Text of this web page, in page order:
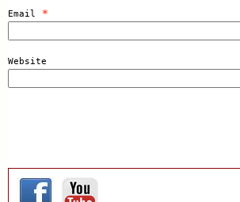
Email *
Website